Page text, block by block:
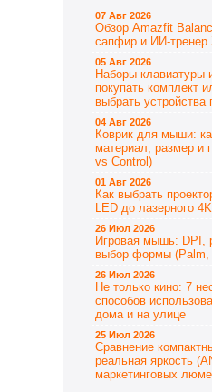
07 Авг 2026
Обзор Amazfit
сапфир и ИИ-тренер
05 Авг 2026
Наборы клавиатуры
покупать комплект
выбрать устройства
04 Авг 2026
Коврик для мыши:
материал, размер и
vs Control)
01 Авг 2026
Как выбрать
LED до лазерного 4K
26 Июл 2026
Игровая мышь: DPI,
выбор формы (Palm,
26 Июл 2026
Не только кино: 7
способов
дома и на улице
25 Июл 2026
Сравнение
реальная яркость
маркетинговых